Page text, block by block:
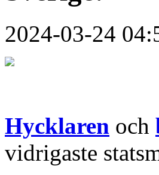
2024-03-24
Hycklaren och
vidrigaste